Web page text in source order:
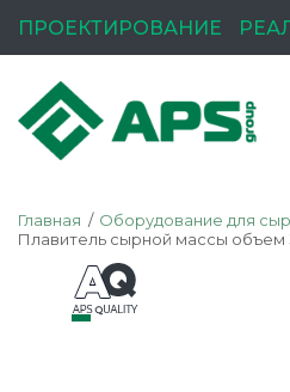
ПРОЕКТИРОВАНИЕ
Главная Оборудование для
Плавитель сырной массы объем